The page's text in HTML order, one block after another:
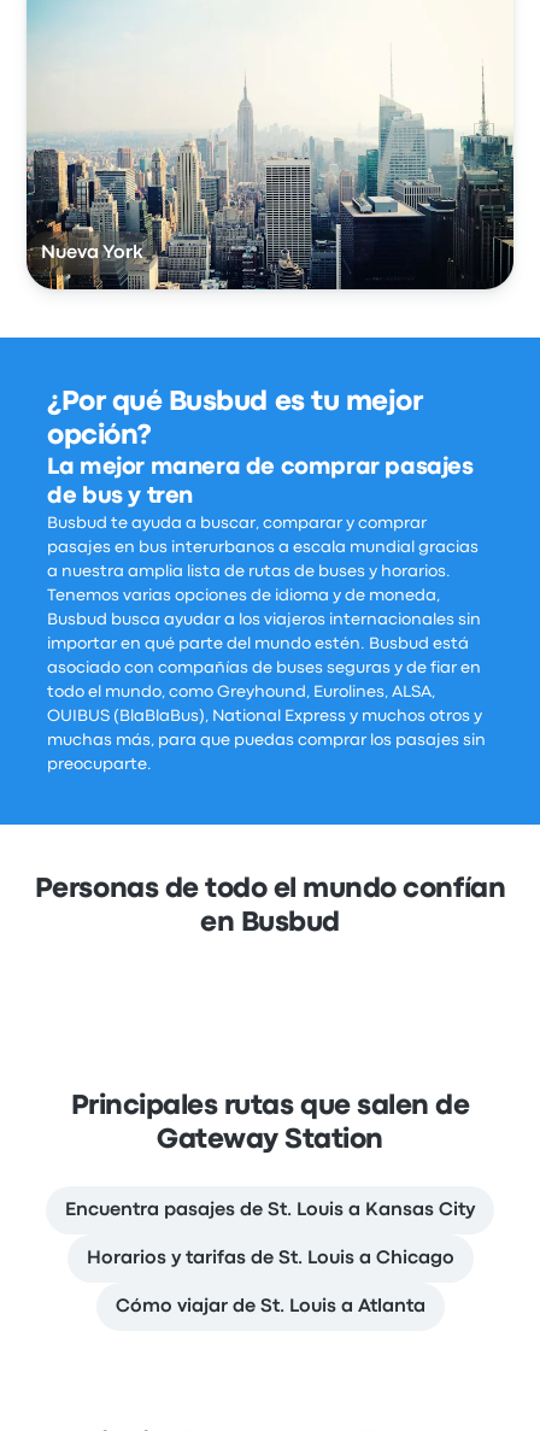
Nueva York
¿Por qué Busbud es tu mejor
opción?
La mejor manera de comprar pasajes
de bus y tren
Busbud te ayuda a buscar, comparar y comprar
pasajes en bus interurbanos a escala mundial gracias
a nuestra amplia lista de rutas de buses y horarios.
Tenemos varias opciones de idioma y de moneda,
Busbud busca ayudar a los viajeros internacionales sin
importar en qué parte del mundo estén. Busbud está
asociado con compañías de buses seguras y de fiar en
todo el mundo, como Greyhound, Eurolines, ALSA,
OUIBUS (BlaBlaBus), National Express y muchos otros y
muchas más, para que puedas comprar los pasajes sin
preocuparte.
Personas de todo el mundo confían
en Busbud
Principales rutas que salen de
Gateway Station
Encuentra pasajes de St. Louis a Kansas City
Horarios y tarifas de St. Louis a Chicago
Cómo viajar de St. Louis a Atlanta